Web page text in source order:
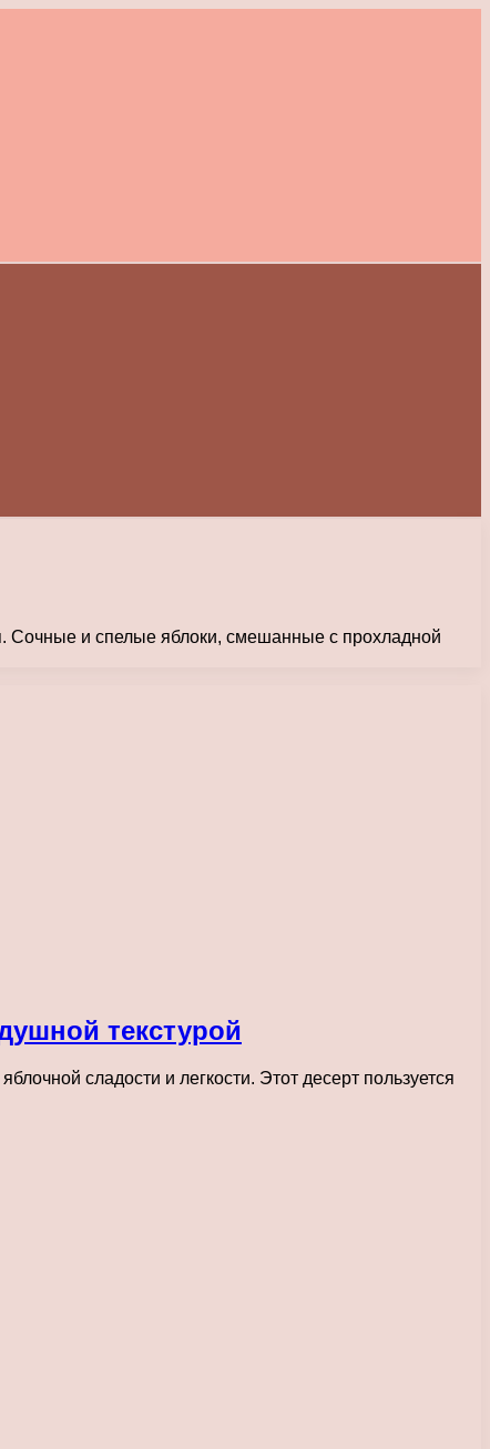
Сочные и спелые яблоки, смешанные с прохладной
текстурой
сладости и легкости. Этот десерт пользуется